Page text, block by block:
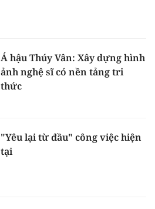
Á hậu Thúy Vân: Xây dựng hình
ảnh nghệ sĩ có nền tảng tri
thức
"Yêu lại từ đầu" công việc hiện
tại